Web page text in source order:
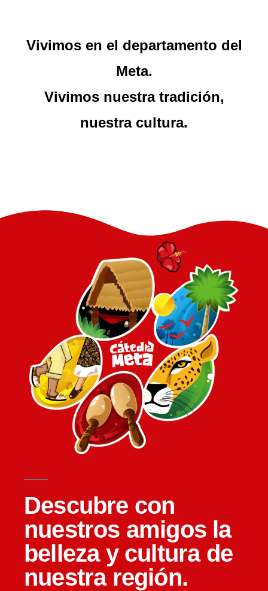
Vivimos en el departamento del
Meta.
Vivimos nuestra tradición,
nuestra cultura.
Descubre con
nuestros amigos la
belleza y cultura de
nuestra región.